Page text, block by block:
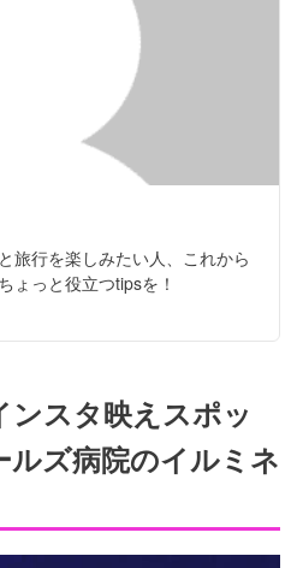
旅行を楽しみたい人、これから
ょっと役立つtipsを！
スタ映えスポッ
ズ病院のイルミネ